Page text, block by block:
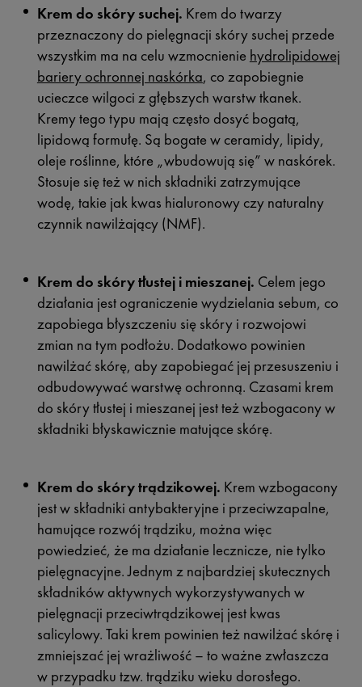
Krem do skóry suchej. Krem do twarzy
przeznaczony do pielęgnacji skóry suchej przede
wszystkim ma na celu wzmocnienie hydrolipidowej
bariery ochronnej naskórka, co zapobiegnie
ucieczce wilgoci z głębszych warstw tkanek.
Kremy tego typu mają często dosyć bogatą,
lipidową formułę. Są bogate w ceramidy, lipidy,
oleje roślinne, które „wbudowują się” w naskórek.
Stosuje się też w nich składniki zatrzymujące
wodę, takie jak kwas hialuronowy czy naturalny
czynnik nawilżający (NMF).
Krem do skóry tłustej i mieszanej. Celem jego
działania jest ograniczenie wydzielania sebum, co
zapobiega błyszczeniu się skóry i rozwojowi
zmian na tym podłożu. Dodatkowo powinien
nawilżać skórę, aby zapobiegać jej przesuszeniu i
odbudowywać warstwę ochronną. Czasami krem
do skóry tłustej i mieszanej jest też wzbogacony w
składniki błyskawicznie matujące skórę.
Krem do skóry trądzikowej. Krem wzbogacony
jest w składniki antybakteryjne i przeciwzapalne,
hamujące rozwój trądziku, można więc
powiedzieć, że ma działanie lecznicze, nie tylko
pielęgnacyjne. Jednym z najbardziej skutecznych
składników aktywnych wykorzystywanych w
pielęgnacji przeciwtrądzikowej jest kwas
salicylowy. Taki krem powinien też nawilżać skórę i
zmniejszać jej wrażliwość – to ważne zwłaszcza
w przypadku tzw. trądziku wieku dorosłego.